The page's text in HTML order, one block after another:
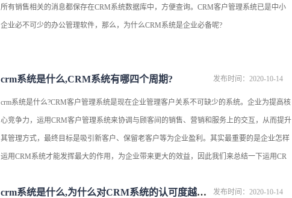
所有销售相关的消息都保存在CRM系统数据库中，方便查询。CRM客户管理系统已是中小
企业必不可少的办公管理软件，那么，为什么CRM系统是企业必备呢?
crm系统是什么,CRM系统有哪四个周期? 发布时间：2020-10-14
crm系统是什么?CRM客户管理系统是现在企业管理客户关系不可缺少的系统。企业为提高核
心竞争力，运用CRM客户管理系统来协调与顾客间的销售、营销和服务上的交互，从而提升
其管理方式，最终目标是吸引新客户、保留老客户等为企业盈利。其实最重要的是企业怎样
运用CRM系统才能发挥最大的作用，为企业带来更大的效益，因此我们来总结一下运用CR
crm系统是什么,为什么对CRM系统的认可度越来越高? 发布时间：2020-10-14